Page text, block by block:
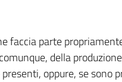
faccia parte
della
oppure, se sono